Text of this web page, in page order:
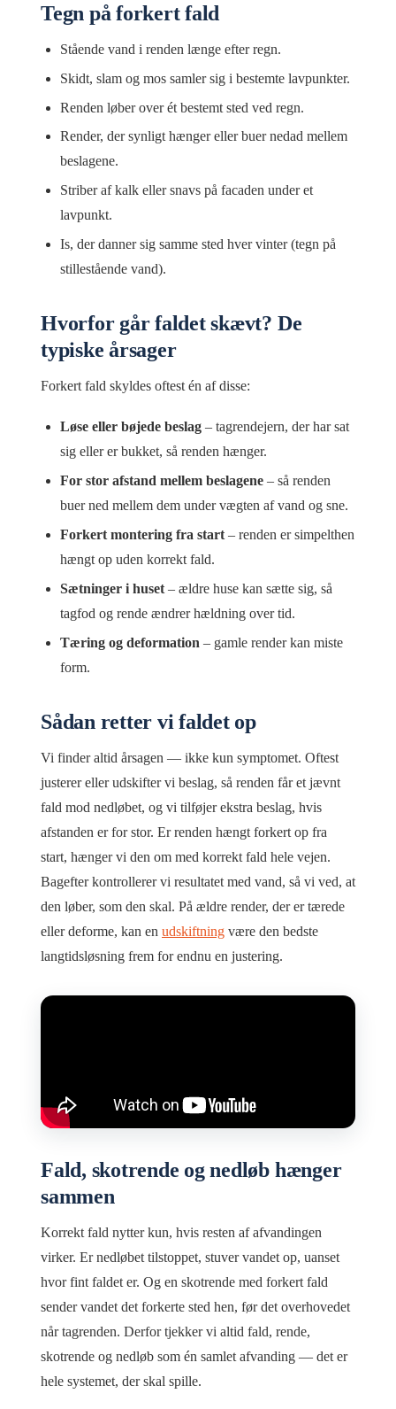
Tegn på forkert fald
Stående vand i renden længe efter regn.
Skidt, slam og mos samler sig i bestemte lavpunkter.
Renden løber over ét bestemt sted ved regn.
Render, der synligt hænger eller buer nedad mellem
beslagene.
Striber af kalk eller snavs på facaden under et
lavpunkt.
Is, der danner sig samme sted hver vinter (tegn på
stillestående vand).
Hvorfor går faldet skævt? De
typiske årsager
Forkert fald skyldes oftest én af disse:
Løse eller bøjede beslag– tagrendejern, der har sat
sig eller er bukket, så renden hænger.
For stor afstand mellem beslagene– så renden
buer ned mellem dem under vægten af vand og sne.
Forkert montering fra start– renden er simpelthen
hængt op uden korrekt fald.
Sætninger i huset– ældre huse kan sætte sig, så
tagfod og rende ændrer hældning over tid.
Tæring og deformation – gamle render kan miste
form.
Sådan retter vi faldet op
Vi finder altid årsagen — ikke kun symptomet. Oftest
justerer eller udskifter vi beslag, så renden får et jævnt
fald mod nedløbet, og vi tilføjer ekstra beslag, hvis
afstanden er for stor. Er renden hængt forkert op fra
start, hænger vi den om med korrekt fald hele vejen.
Bagefter kontrollerer vi resultatet med vand, så vi ved, at
den løber, som den skal. På ældre render, der er tærede
eller deforme, kan en udskiftning være den bedste
langtidsløsning frem for endnu en justering.
Fald, skotrende og nedløb hænger
sammen
Korrekt fald nytter kun, hvis resten af afvandingen
virker. Er nedløbet tilstoppet, stuver vandet op, uanset
hvor fint faldet er. Og en skotrende med forkert fald
sender vandet det forkerte sted hen, før det overhovedet
når tagrenden. Derfor tjekker vi altid fald, rende,
skotrende og nedløb som én samlet afvanding — det er
hele systemet, der skal spille.